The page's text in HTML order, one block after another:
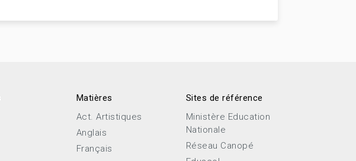
Matières
Act. Artistiques
Anglais
Français
Sites de référence
Ministère Education
Nationale
Réseau Canopé